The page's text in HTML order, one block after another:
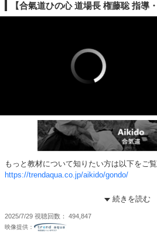
【合氣道ひの心 道場長 権藤聡 指導・
もっと教材について知りたい方は以下をご覧
https://trendaqua.co.jp/aikido/gondo/
その他、教材については以下をご覧ください
権藤聡先生は、合気道の指導を行っている
続きを読む
2025/7/29 視聴回数 494,847